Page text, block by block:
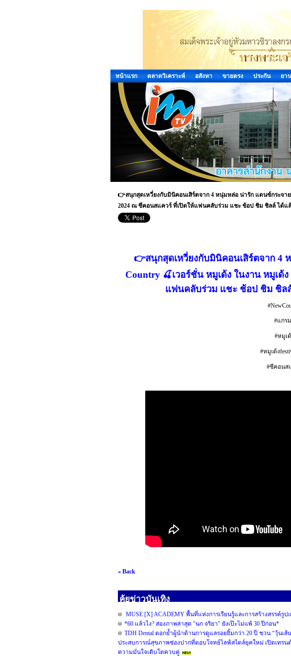
หน้าแรก ตลาดวิเคราะห์ อสังหา ขายตรง ประกัน ยา
👉สนุกสุดเหวี่ยงกับมินิคอนเสิร์ตจาก 4 หนุ่มหล่อ น่ารัก แดนซ์กระจาย
2024 ณ ซีคอนสแควร์ ที่เปิดให้แฟนคลับร่วม แชะ ช้อป ชิม ชิลล์ ได้แล้
👉สนุกสุดเหวี่ยงกับมินิคอนเสิร์ตจาก 4
Country 🍒เวอร์ชั่น หมูเด้ง ในงาน หมูเ
แฟนคลับร่วม แชะ ช้อป ชิม ชิล
#แกร
#หมูเ
#หมูเด้ง
#ซีคอนส
« Back
คุ้ยข่าวบันเทิง
MUSE [X] ACADEMY พื้นที่แห่งการเรียนรู้และการสร้างสรรค์รู
*60 แล้วไง? ส่องภาพล่าสุด "นก จริยา" ยังเป๊ะไม่แพ้ 30 ปีก่อน*
TDH Dental ตอกย้ำผู้นำด้านการดูแลรอยยิ้มกว่า 20 ปี ชวน “วุ้นเ
ประสบการณ์สุขภาพช่องปากที่ตอบโจทย์ไลฟ์สไตล์ยุคใหม่ เปิดเทรนด์
ความมั่นใจเติบโตควบคู่